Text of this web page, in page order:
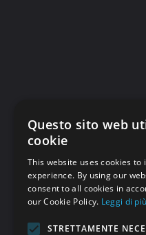
Questo sito web
cookie
This website uses cookies to
experience. By using our
consent to all cookies in
our Cookie Policy. Leggi di più
STRETTAMENTE